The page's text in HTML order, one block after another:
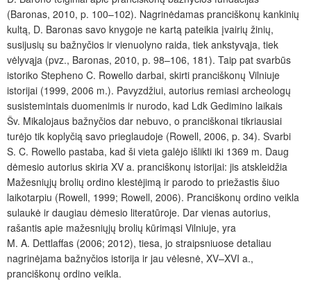
(Baronas, 2010, p. 100–102). Nagrinėdamas pranciškonų kankinių
kultą, D. Baronas savo knygoje ne kartą pateikia įvairių žinių,
susijusių su bažnyčios ir vienuolyno raida, tiek ankstyvąja, tiek
vėlyvąja (pvz., Baronas, 2010, p. 98–106, 181). Taip pat svarbūs
istoriko Stepheno C. Rowello darbai, skirti pranciškonų Vilniuje
istorijai (1999, 2006 m.). Pavyzdžiui, autorius remiasi archeologų
susistemintais duomenimis ir nurodo, kad Ldk Gedimino laikais
Šv. Mikalojaus bažnyčios dar nebuvo, o pranciškonai tikriausiai
turėjo tik koplyčią savo prieglaudoje (Rowell, 2006, p. 34). Svarbi
S. C. Rowello pastaba, kad ši vieta galėjo išlikti iki 1369 m. Daug
dėmesio autorius skiria XV a. pranciškonų istorijai: jis atskleidžia
Mažesniųjų brolių ordino klestėjimą ir parodo to priežastis šiuo
laikotarpiu (Rowell, 1999; Rowell, 2006). Pranciškonų ordino veikla
sulaukė ir daugiau dėmesio literatūroje. Dar vienas autorius,
rašantis apie mažesniųjų brolių kūrimąsi Vilniuje, yra
M. A. Dettlaffas (2006; 2012), tiesa, jo straipsniuose detaliau
nagrinėjama bažnyčios istorija ir jau vėlesnė, XV–XVI a.,
pranciškonų ordino veikla.